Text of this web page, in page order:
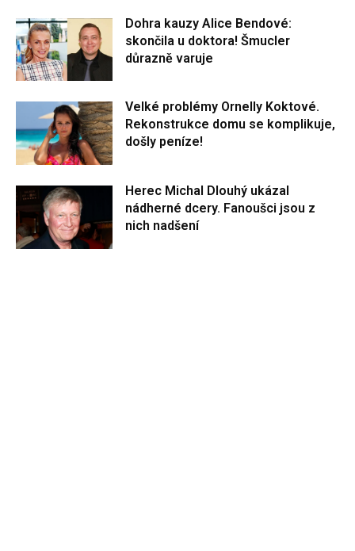
Dohra kauzy Alice Bendové:
skončila u doktora! Šmucler
důrazně varuje
Velké problémy Ornelly Koktové.
Rekonstrukce domu se komplikuje,
došly peníze!
Herec Michal Dlouhý ukázal
nádherné dcery. Fanoušci jsou z
nich nadšení